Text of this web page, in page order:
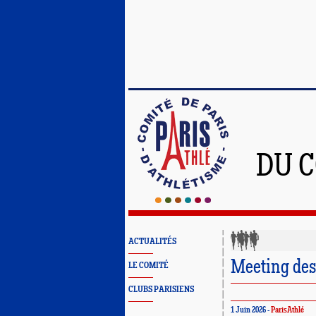
DU
ACTUALITÉS
LE COMITÉ
CLUBS PARISIENS
Meeting
1 Juin 2026 -ParisAthlé